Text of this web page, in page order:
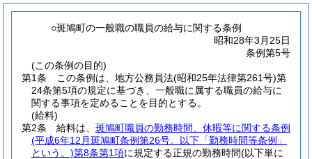
○斑鳩町の一般職の職員の給与に関する条例
昭和28年3月25日
条例第5号
(この条例の目的)
第1条
この条例は、地方公務員法(昭和25年法律第261号)第
24条第5項の規定に基づき、一般職に属する職員の給与に
関する事項を定めることを目的とする。
(給料)
第2条
給料は、 斑鳩町職員の勤務時間、休暇等に関する条例
(平成6年12月斑鳩町条例第26号。以下「勤務時間等条例」
という。)第8条第1項に規定する正規の勤務時間(以下単に